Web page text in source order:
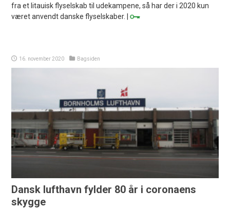
fra et litauisk flyselskab til udekampene, så har der i 2020 kun
været anvendt danske flyselskaber. |
16. november 2020 Bagsiden
Dansk lufthavn fylder 80 år i coronaens
skygge